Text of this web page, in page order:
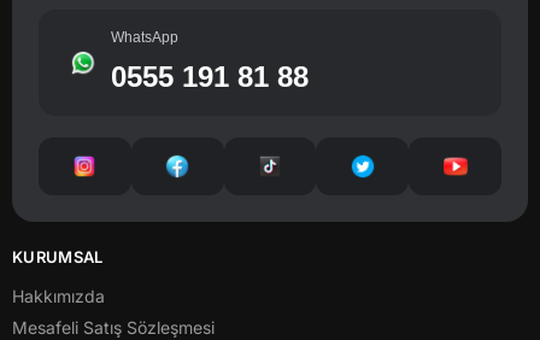
WhatsApp
0555 191 81 88
KURUMSAL
Hakkımızda
Mesafeli Satış Sözleşmesi